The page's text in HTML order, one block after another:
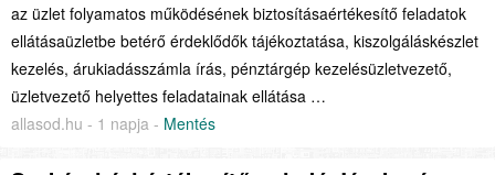
az üzlet folyamatos működésének biztosításaértékesítő feladatok
ellátásaüzletbe betérő érdeklődők tájékoztatása, kiszolgáláskészlet
kezelés, árukiadásszámla írás, pénztárgép kezelésüzletvezető,
üzletvezető helyettes feladatainak ellátása …
allasod.hu - 1 napja - Mentés